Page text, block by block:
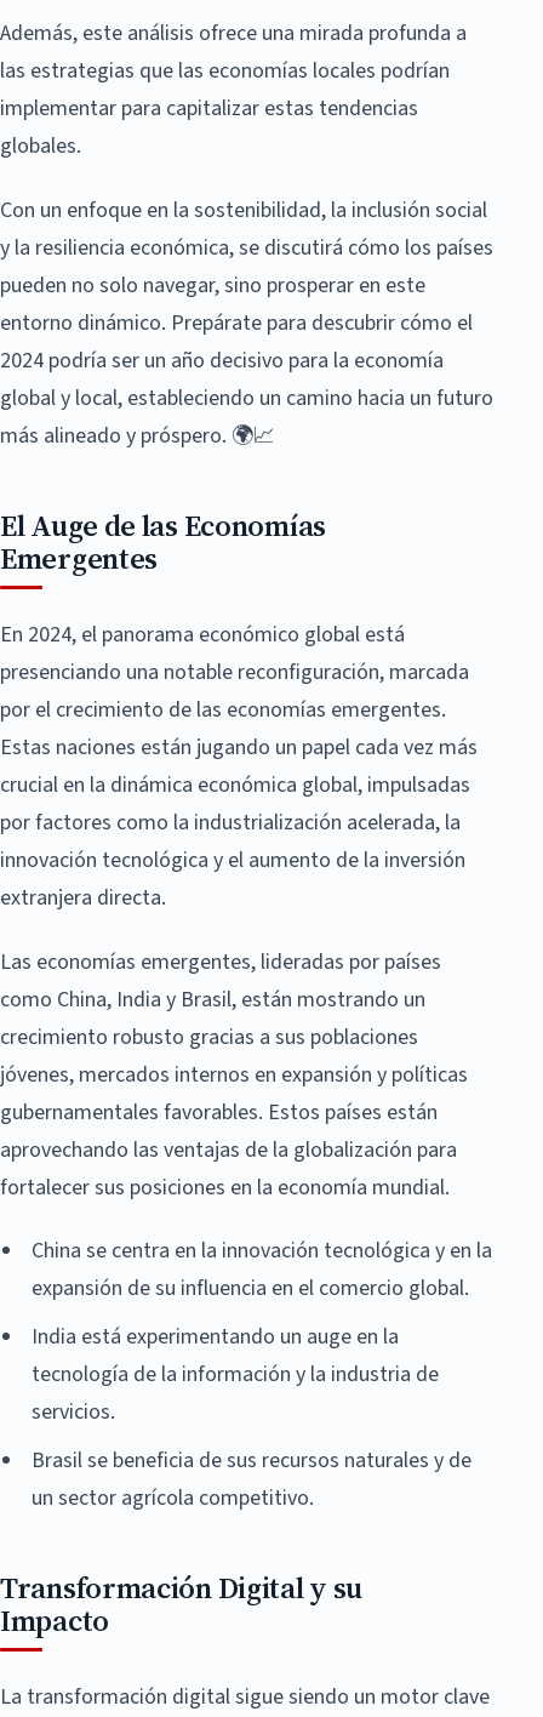
Además, este análisis ofrece una mirada profunda a
las estrategias que las economías locales podrían
implementar para capitalizar estas tendencias
globales.
Con un enfoque en la sostenibilidad, la inclusión social
y la resiliencia económica, se discutirá cómo los países
pueden no solo navegar, sino prosperar en este
entorno dinámico. Prepárate para descubrir cómo el
2024 podría ser un año decisivo para la economía
global y local, estableciendo un camino hacia un futuro
más alineado y próspero. 🌍📈
El Auge de las Economías
Emergentes
En 2024, el panorama económico global está
presenciando una notable reconfiguración, marcada
por el crecimiento de las economías emergentes.
Estas naciones están jugando un papel cada vez más
crucial en la dinámica económica global, impulsadas
por factores como la industrialización acelerada, la
innovación tecnológica y el aumento de la inversión
extranjera directa.
Las economías emergentes, lideradas por países
como China, India y Brasil, están mostrando un
crecimiento robusto gracias a sus poblaciones
jóvenes, mercados internos en expansión y políticas
gubernamentales favorables. Estos países están
aprovechando las ventajas de la globalización para
fortalecer sus posiciones en la economía mundial.
China se centra en la innovación tecnológica y en la
expansión de su influencia en el comercio global.
India está experimentando un auge en la
tecnología de la información y la industria de
servicios.
Brasil se beneficia de sus recursos naturales y de
un sector agrícola competitivo.
Transformación Digital y su
Impacto
La transformación digital sigue siendo un motor clave